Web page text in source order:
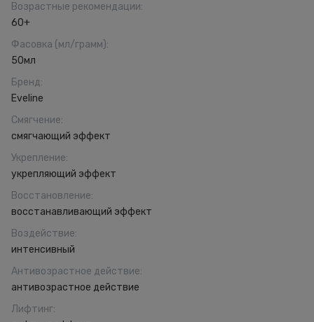
Возрастные рекомендации:
60+
Фасовка (мл/грамм):
50мл
Бренд:
Eveline
Смягчение:
смягчающий эффект
Укрепление:
укрепляющий эффект
Восстановление:
восстанавливающий эффект
Воздействие:
интенсивный
Антивозрастное действие:
антивозрастное действие
Лифтинг: